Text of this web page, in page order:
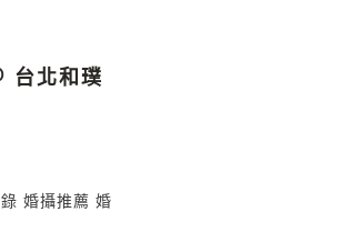
台北和璞
婚攝推薦 婚